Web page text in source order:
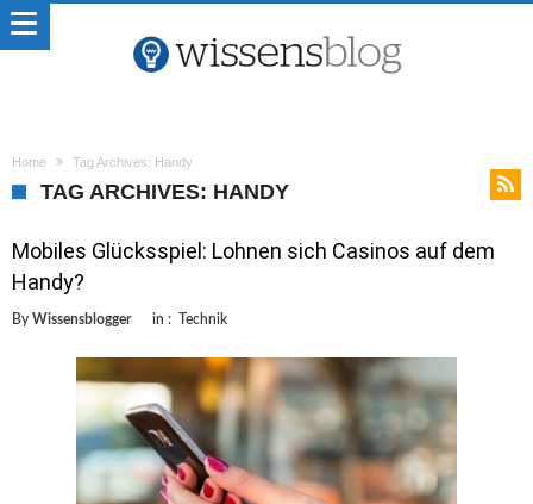
Home Tag Archives: Handy
TAG ARCHIVES: HANDY
Mobiles Glücksspiel: Lohnen sich Casinos auf dem
Handy?
By Wissensblogger in : Technik